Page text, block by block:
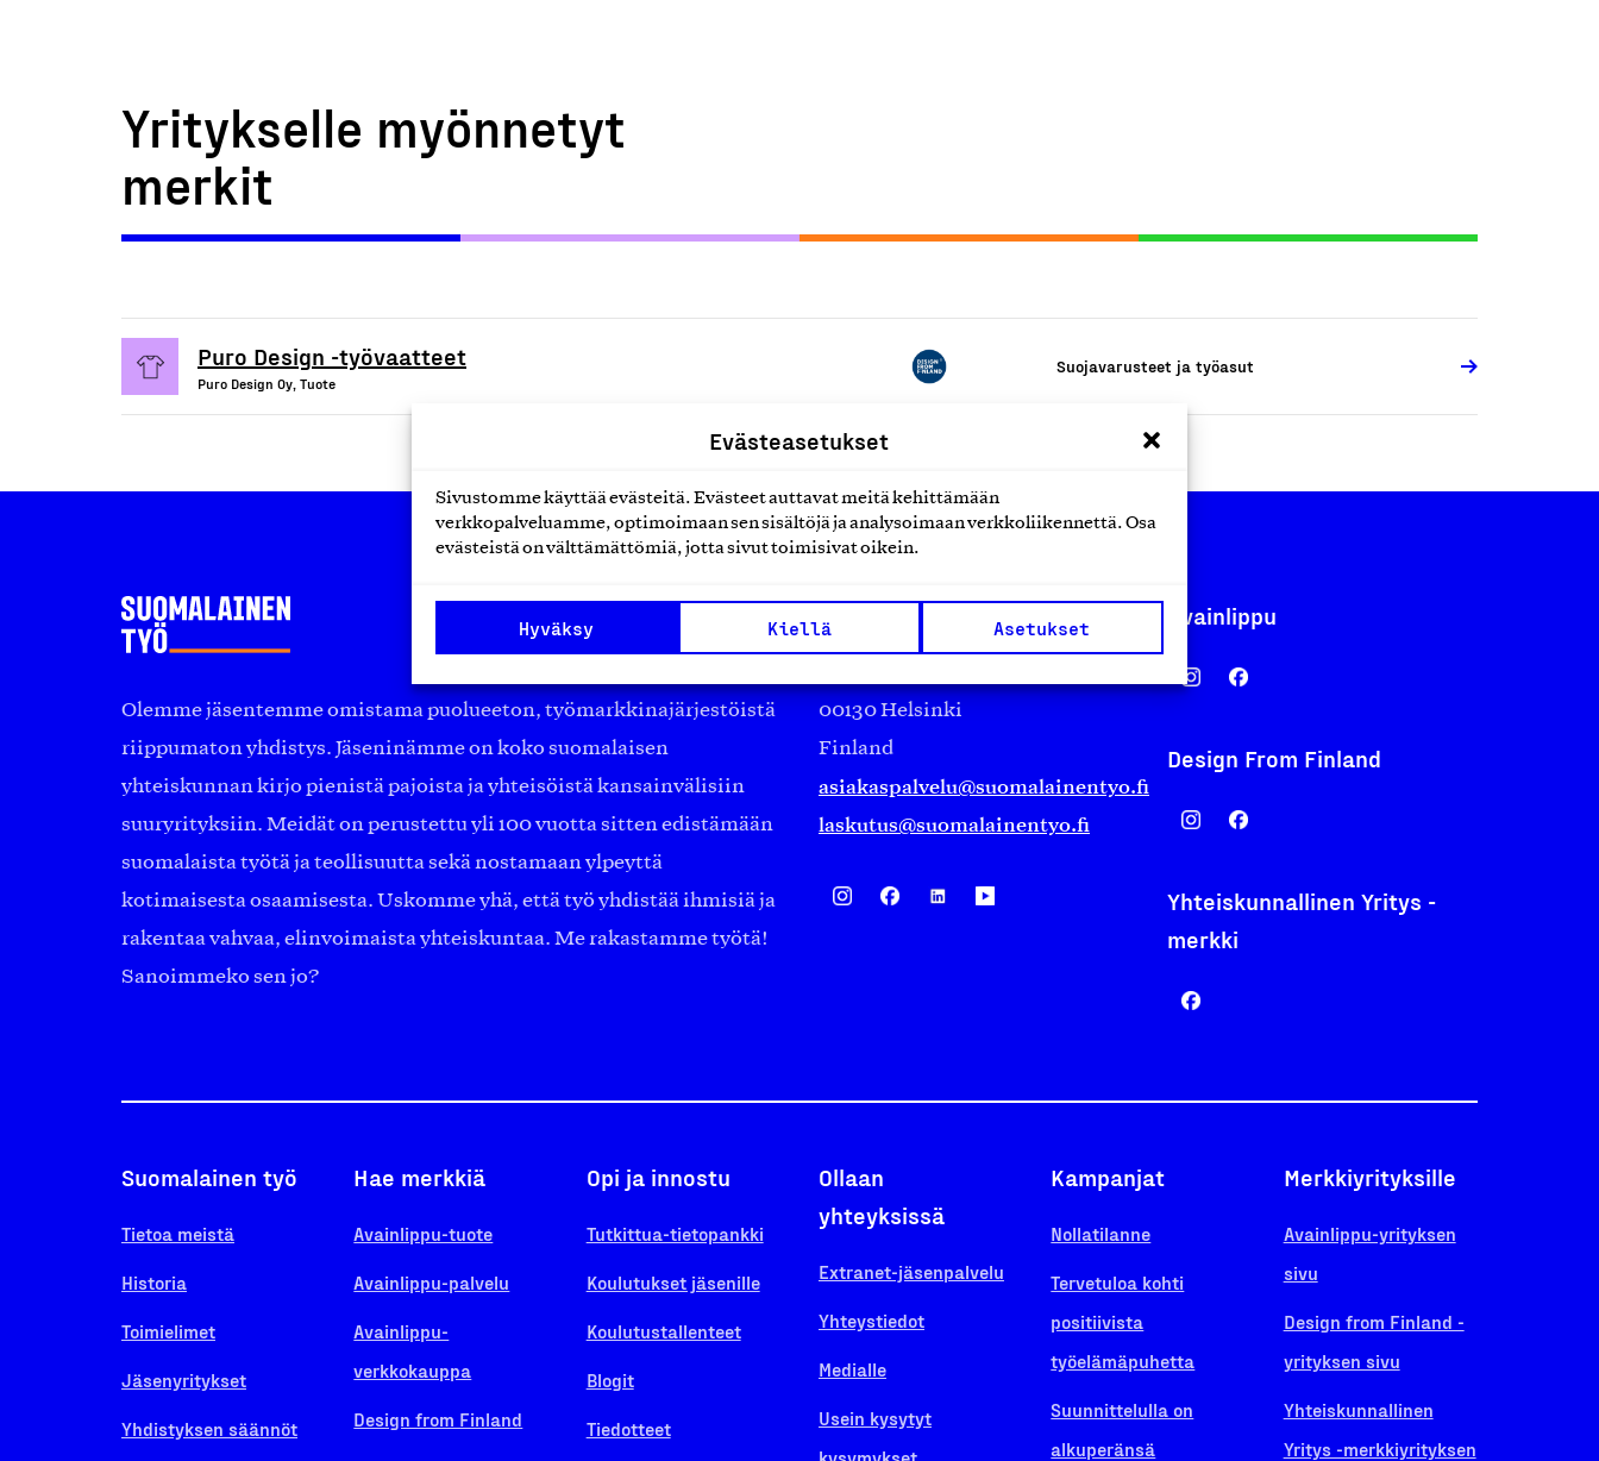
Evästeasetukset
Sivustomme käyttää evästeitä. Evästeet auttavat meitä kehittämään
verkkopalveluamme, optimoimaan sen sisältöjä ja analysoimaan verkkoliikennettä. Osa
evästeistä on välttämättömiä, jotta sivut toimisivat oikein.
Hyväksy Kiellä Asetukset
Yritykselle myönnetyt
merkit
Puro Design -työvaatteet
Puro Design Oy, Tuote
Suojavarusteet ja työasut
Olemme jäsentemme omistama puolueeton, työmarkkinajärjestöistä
riippumaton yhdistys. Jäseninämme on koko suomalaisen
yhteiskunnan kirjo pienistä pajoista ja yhteisöistä kansainvälisiin
suuryrityksiin. Meidät on perustettu yli 100 vuotta sitten edistämään
suomalaista työtä ja teollisuutta sekä nostamaan ylpeyttä
kotimaisesta osaamisesta. Uskomme yhä, että työ yhdistää ihmisiä ja
rakentaa vahvaa, elinvoimaista yhteiskuntaa. Me rakastamme työtä!
Sanoimmeko sen jo?
Suomalainen työ ry
00130 Helsinki
Finland
asiakaspalvelu@suomalainentyo.fi
laskutus@suomalainentyo.fi
Avainlippu
Design From Finland
Yhteiskunnallinen Yritys -
merkki
Suomalainen työ
Tietoa meistä
Historia
Toimielimet
Jäsenyritykset
Yhdistyksen säännöt
Hae merkkiä
Avainlippu-tuote
Avainlippu-palvelu
Avainlippu-
verkkokauppa
Design from Finland
Opi ja innostu
Tutkittua-tietopankki
Koulutukset jäsenille
Koulutustallenteet
Blogit
Tiedotteet
Ollaan
yhteyksissä
Extranet-jäsenpalvelu
Yhteystiedot
Medialle
Usein kysytyt
Kampanjat
Nollatilanne
Tervetuloa kohti
positiivista
työelämäpuhetta
Suunnittelulla on
alkuperänsä
Merkkiyrityksille
Avainlippu-yrityksen
sivu
Design from Finland -
yrityksen sivu
Yhteiskunnallinen
Yritys -merkkiyrityksen